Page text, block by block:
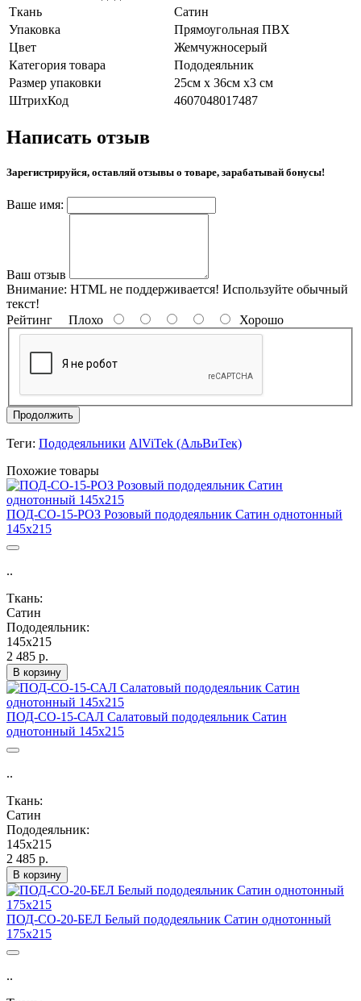
Ткань
Сатин
Упаковка
Прямоугольная ПВХ
Цвет
Жемчужносерый
Категория товара
Пододеяльник
Размер упаковки
25см х 36см х3 см
ШтрихКод
4607048017487
Написать отзыв
Зарегистрируйся, оставляй отзывы о товаре, зарабатывай бонусы!
Ваше имя:
Ваш отзыв
Внимание: HTML не поддерживается! Используйте обычный
текст!
Рейтинг Плохо Хорошо
Продолжить
Теги: Пододеяльники AlViTek (АльВиТек)
Похожие товары
ПОД-СО-15-РОЗ Розовый пододеяльник Сатин однотонный
145х215
..
Ткань:
Сатин
Пододеяльник:
145х215
2 485 р.
В корзину
ПОД-СО-15-САЛ Салатовый пододеяльник Сатин
однотонный 145х215
..
Ткань:
Сатин
Пододеяльник:
145х215
2 485 р.
В корзину
ПОД-СО-20-БЕЛ Белый пододеяльник Сатин однотонный
175х215
..